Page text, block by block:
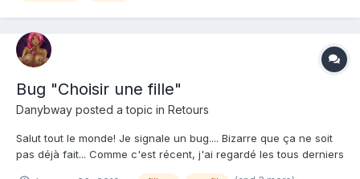
Bug "Choisir une fille"
Danybway posted a topic in Retours
Salut tout le monde! Je signale un bug.... Bizarre que ça ne soit
pas déjà fait... Comme c'est récent, j'ai regardé les tous derniers